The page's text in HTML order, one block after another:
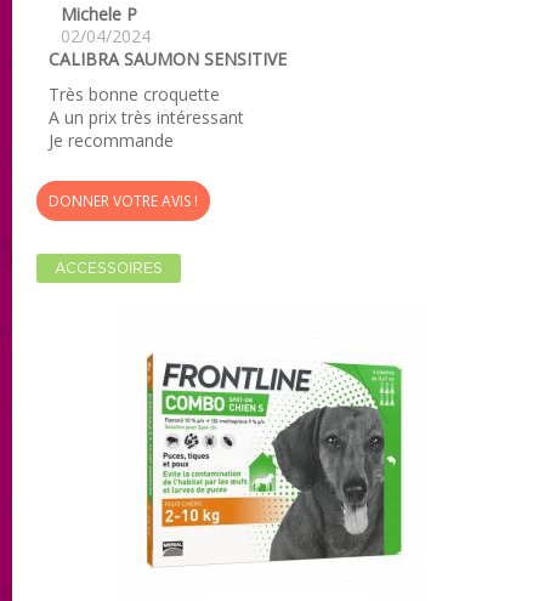
Michele P
02/04/2024
CALIBRA SAUMON SENSITIVE
Très bonne croquette
A un prix très intéressant
Je recommande
DONNER VOTRE AVIS !
ACCESSOIRES